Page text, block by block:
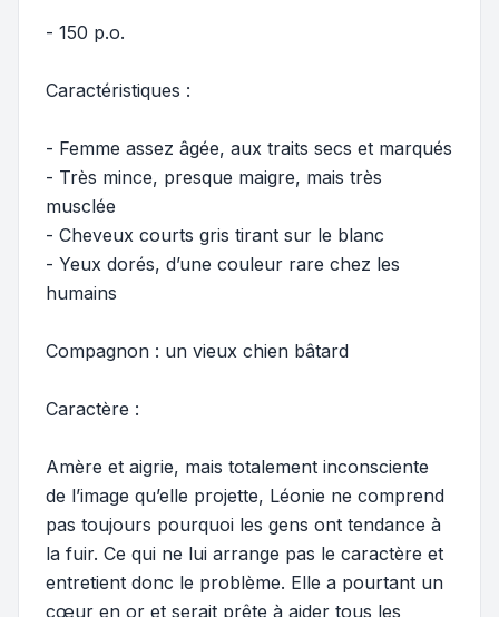
- 150 p.o.
Caractéristiques :
- Femme assez âgée, aux traits secs et marqués
- Très mince, presque maigre, mais très
musclée
- Cheveux courts gris tirant sur le blanc
- Yeux dorés, d’une couleur rare chez les
humains
Compagnon : un vieux chien bâtard
Caractère :
Amère et aigrie, mais totalement inconsciente
de l’image qu’elle projette, Léonie ne comprend
pas toujours pourquoi les gens ont tendance à
la fuir. Ce qui ne lui arrange pas le caractère et
entretient donc le problème. Elle a pourtant un
cœur en or et serait prête à aider tous les